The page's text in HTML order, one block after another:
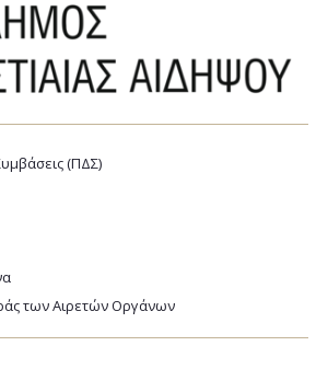
(ΠΔΣ)
των Αιρετών Οργάνων